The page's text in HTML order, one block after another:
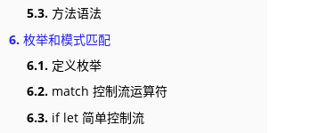
5.3. 方法语法
6. 枚举和模式匹配
6.1. 定义枚举
6.2. match 控制流运算符
6.3. if let 简单控制流